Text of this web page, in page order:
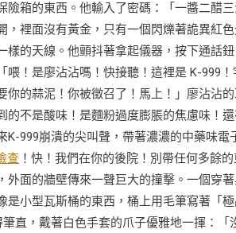
險箱的東西。他輸入了密碼：「一醬二醋
，裡面沒有黃金，只有一個閃爍著詭異紅
樣的天線。他顫抖著拿起儀器，按下通話
喂！是廖沾沾嗎！快接聽！這裡是 K-999
你的蒜泥！你被徵召了！馬上！」廖沾沾
的不是酸味！是麵粉過度膨脹的焦慮味！
K-999崩潰的尖叫聲，帶著濃濃的中藥味
查 ！快！我們在你的後院！別帶任何多餘
外面的牆壁傳來一聲巨大的撞擊。一個穿
是小型瓦斯桶的東西，桶上用毛筆寫著
直，戴著白色手套的爪子優雅地一揮：